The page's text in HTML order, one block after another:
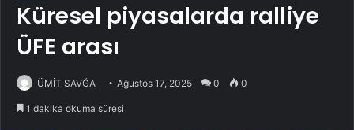
Küresel piyasalarda ralliye
ÜFE arası
ÜMİT SAVĞA Ağustos 17, 2025 0 0
1 dakika okuma süresi